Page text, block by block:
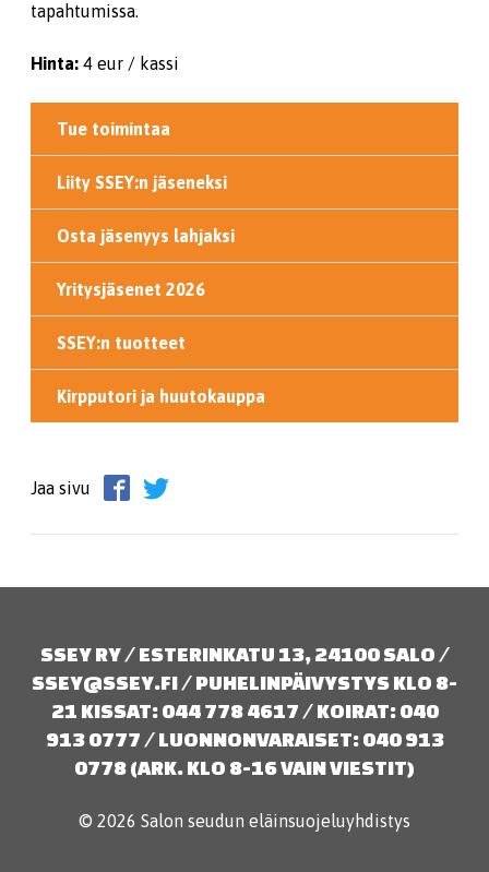
tapahtumissa.
Hinta: 4 eur / kassi
Tue toimintaa
Liity SSEY:n jäseneksi
Osta jäsenyys lahjaksi
Yritysjäsenet 2026
SSEY:n tuotteet
Kirpputori ja huutokauppa
Jaa sivu
SSEY RY / ESTERINKATU 13, 24100 SALO /
SSEY@SSEY.FI / PUHELINPÄIVYSTYS KLO 8-
21 KISSAT: 044 778 4617 / KOIRAT: 040
913 0777 / LUONNONVARAISET: 040 913
0778 (ARK. KLO 8-16 VAIN VIESTIT)
© 2026 Salon seudun eläinsuojeluyhdistys